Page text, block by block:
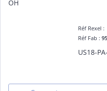
Réf Rexel :
Réf Fab :